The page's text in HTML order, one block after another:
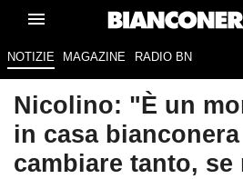
NOTIZIE MAGAZINE RADIO BN
Nicolino: "È un
in casa
cambiare tanto,